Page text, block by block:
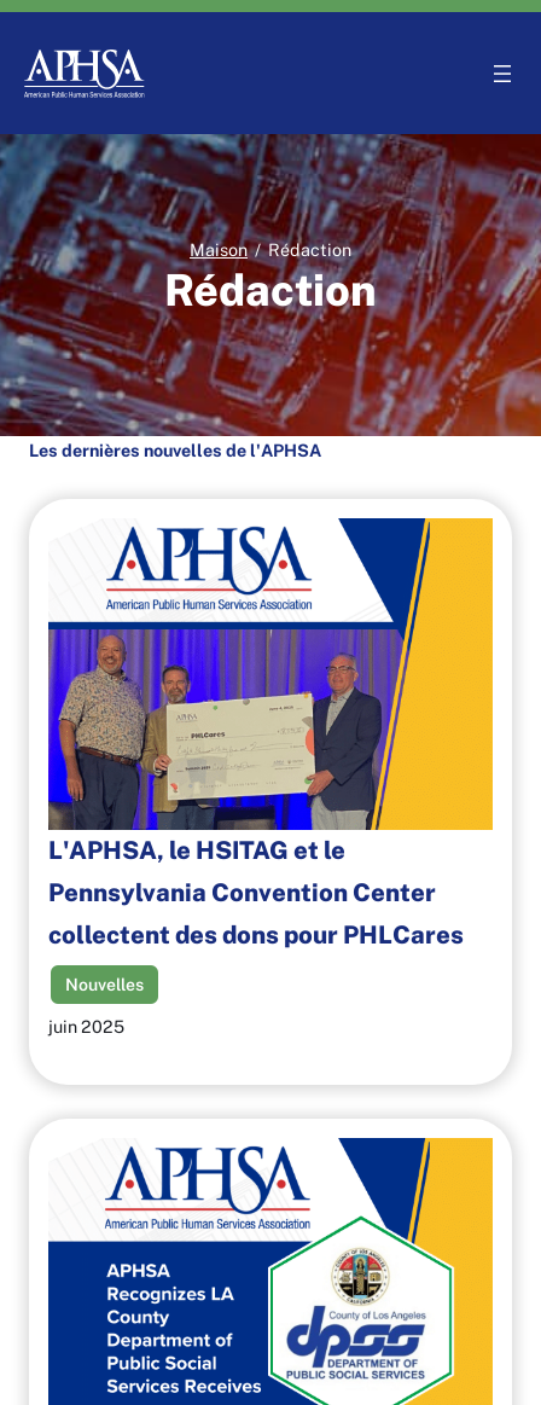
Aller
contenu
Maison/Rédaction
Rédaction
Les dernières nouvelles de l'APHSA
L'APHSA, le HSITAG et le
Pennsylvania Convention Center
collectent des dons pour PHLCares
Nouvelles
juin 2025